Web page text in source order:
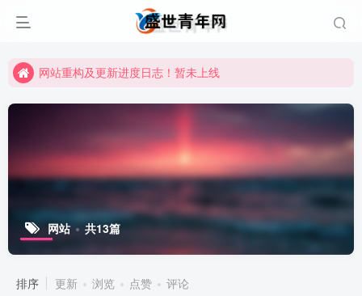
网站重构及更新进度日志！暂未上线
网站重构及更新进度日志！暂未上线
网站 共13篇
排序 更新 浏览 点赞 评论